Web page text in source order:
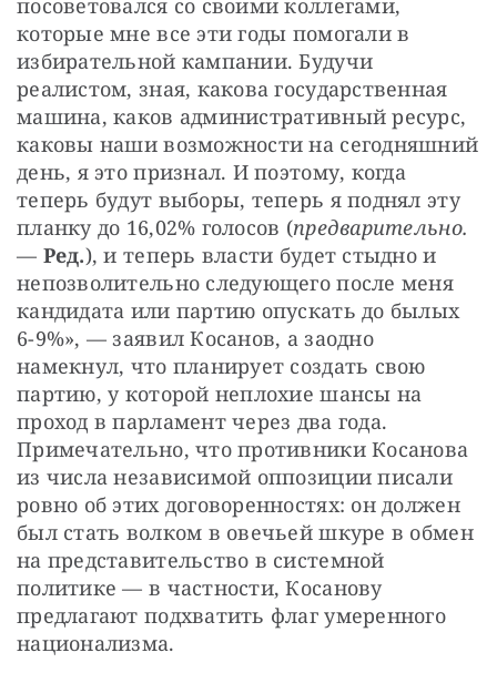
которые мне все эти годы помогали в
избирательной кампании. Будучи
реалистом, зная, какова государственная
машина, каков административный ресурс,
каковы наши возможности на сегодняшний
день, я это признал. И поэтому, когда
теперь будут выборы, теперь я поднял эту
планку до 16,02% голосов (предварительно.
— Ред.), и теперь власти будет стыдно и
непозволительно следующего после меня
кандидата или партию опускать до былых
6-9%», — заявил Косанов, а заодно
намекнул, что планирует создать свою
партию, у которой неплохие шансы на
проход в парламент через два года.
Примечательно, что противники Косанова
из числа независимой оппозиции писали
ровно об этих договоренностях: он должен
был стать волком в овечьей шкуре в обмен
на представительство в системной
политике — в частности, Косанову
предлагают подхватить флаг умеренного
национализма.